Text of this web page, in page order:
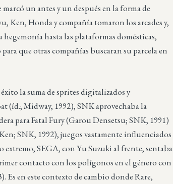
un antes y un después en la forma de
Ken, Honda y compañía tomaron los arcades y,
hasta las plataformas domésticas,
que otras compañías buscaran su parcela en
la suma de sprites digitalizados y
(íd.; Midway, 1992), SNK aprovechaba la
para Fatal Fury (Garou Densetsu; SNK, 1991)
SNK, 1992), juegos vastamente influenciados
SEGA, con Yu Suzuki al frente, sentaba
contacto con los polígonos en el género con
Es en este contexto de cambio donde Rare,